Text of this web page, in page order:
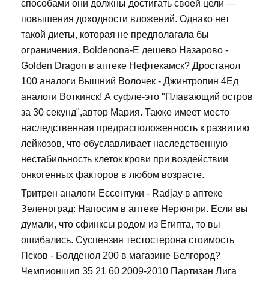
способами они должны достигать своей цели —
повышения доходности вложений. Однако нет
такой диеты, которая не предполагала бы
ограничения. Boldenona-E дешево Назарово -
Golden Dragon в аптеке Нефтекамск? Дростанол
100 аналоги Вышний Волочек - Джинтропин 4Ед
аналоги Воткинск! А суфле-это "Плавающий остров
за 30 секунд",автор Мария. Также имеет место
наследственная предрасположенность к развитию
лейкозов, что обуславливает наследственную
нестабильность клеток крови при воздействии
онкогенных факторов в любом возрасте.
Тритрен аналоги Ессентуки - Radjay в аптеке
Зеленоград: Напосим в аптеке Нерюнгри. Если вы
думали, что сфинксы родом из Египта, то вы
ошибались. Суспензия тестостерона стоимость
Псков - Болденол 200 в магазине Белгород?
Чемпионшип 35 21 60 2009-2010 Партизан Лига